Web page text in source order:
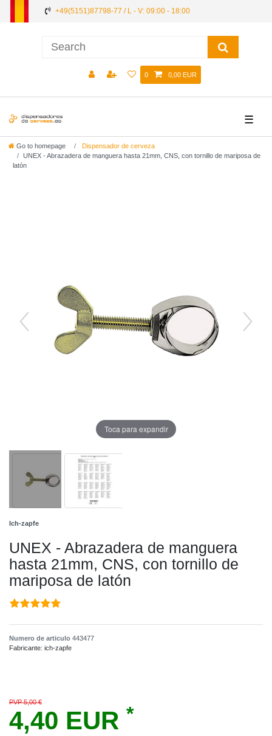
+49(5151)87798-77 / L - V: 09:00 - 18:00
0 0,00 EUR
☰
Go to homepage
Dispensador de cerveza
UNEX - Abrazadera de manguera hasta 21mm, CNS, con tornillo de mariposa de
latón
Toca para expandir
Ich-zapfe
UNEX - Abrazadera de manguera
hasta 21mm, CNS, con tornillo de
mariposa de latón
Numero de articulo 443477
Fabricante: ich-zapfe
PVP 5,00 €
4,40 EUR *